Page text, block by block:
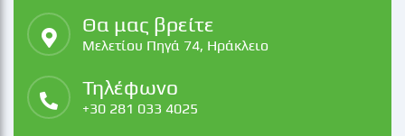
Θα μας βρείτε
Μελετίου Πηγά 74, Ηράκλειο
Τηλέφωνο
+30 281 033 4025